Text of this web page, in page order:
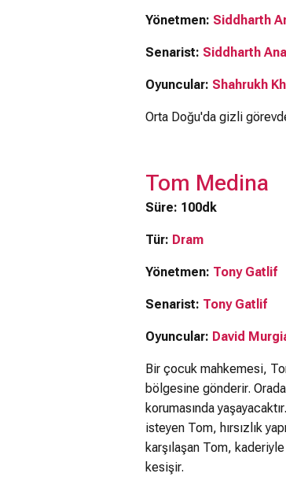
Yönetmen: Siddharth
Senarist: Siddharth
Oyuncular: Shahrukh
Orta Doğu'da gizli
Tom Medina
Süre: 100dk
Tür: Dram
Yönetmen: Tony Gatlif
Senarist: Tony Gatlif
Oyuncular: David
Bir çocuk mahkemesi,
bölgesine gönderir.
korumasında
isteyen Tom, hırsızlık
karşılaşan Tom,
kesişir.